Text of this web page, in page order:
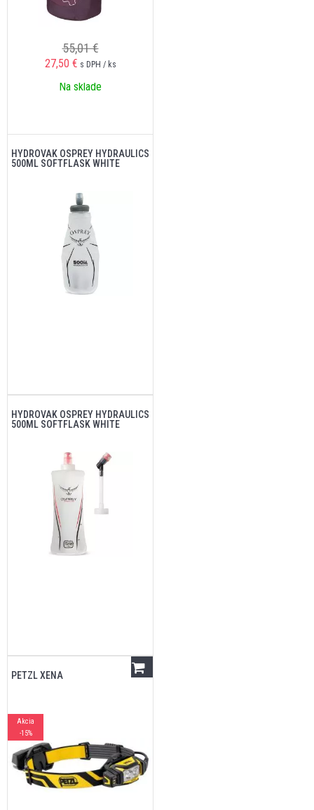
55,01 €
27,50 € s DPH / ks
Na sklade
HYDROVAK OSPREY HYDRAULICS
500ML SOFTFLASK WHITE
HYDROVAK OSPREY HYDRAULICS
500ML SOFTFLASK WHITE
PETZL XENA
Akcia
-15%